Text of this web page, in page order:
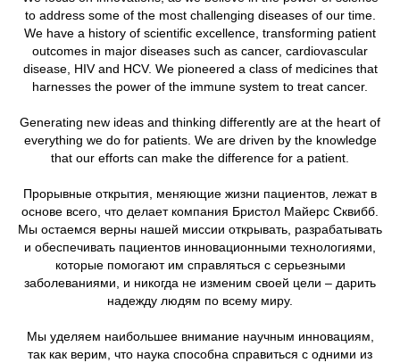
to address some of the most challenging diseases of our time.
We have a history of scientific excellence, transforming patient
outcomes in major diseases such as cancer, cardiovascular
disease, HIV and HCV. We pioneered a class of medicines that
harnesses the power of the immune system to treat cancer.
Generating new ideas and thinking differently are at the heart of
everything we do for patients. We are driven by the knowledge
that our efforts can make the difference for a patient.
Прорывные открытия, меняющие жизни пациентов, лежат в
основе всего, что делает компания Бристол Майерс Сквибб.
Мы остаемся верны нашей миссии открывать, разрабатывать
и обеспечивать пациентов инновационными технологиями,
которые помогают им справляться с серьезными
заболеваниями, и никогда не изменим своей цели – дарить
надежду людям по всему миру.
Мы уделяем наибольшее внимание научным инновациям,
так как верим, что наука способна справиться с одними из